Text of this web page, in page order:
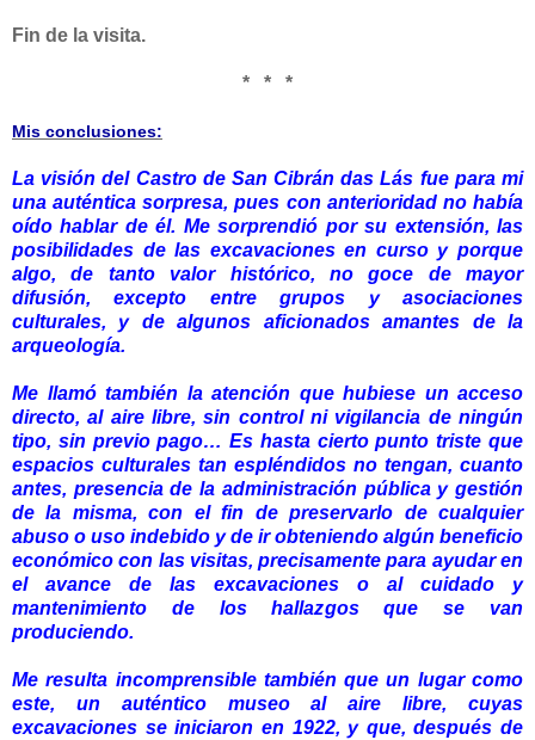
Fin de la visita.
* * *
Mis conclusiones:
La visión del Castro de San Cibrán das Lás fue para mi
una auténtica sorpresa, pues con anterioridad no había
oído hablar de él. Me sorprendió por su extensión, las
posibilidades de las excavaciones en curso y porque
algo, de tanto valor histórico, no goce de mayor
difusión, excepto entre grupos y asociaciones
culturales, y de algunos aficionados amantes de la
arqueología.
Me llamó también la atención que hubiese un acceso
directo, al aire libre, sin control ni vigilancia de ningún
tipo, sin previo pago…Es hasta cierto punto triste que
espacios culturales tan espléndidos no tengan, cuanto
antes, presencia de la administración pública y gestión
de la misma, con el fin de preservarlo de cualquier
abuso o uso indebido y de ir obteniendo algún beneficio
económico con las visitas, precisamente para ayudar en
el avance de las excavaciones o al cuidado y
mantenimiento de los hallazgos que se van
produciendo.
Me resulta incomprensible también que un lugar como
este, un auténtico museo al aire libre, cuyas
excavaciones se iniciaron en 1922, y que, después de